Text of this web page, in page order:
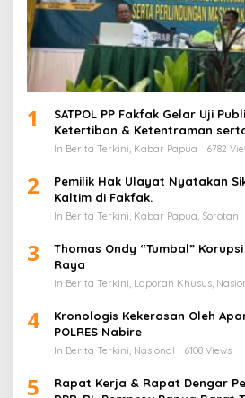
1
SATPOL PP Fakfak Gelar Uji
Ketertiban & Ketentraman
Masyarakat
In Berita Terkini, Kabar Papua 6782
2
Pemilik Hak Ulayat Nyatakan
Kaltim di Fakfak.
In Berita Terkini, Kabar Papua, Sorotan
3
Thomas Ondy “Tumbal”
Raya
In Berita Terkini, Laporan Khusus,
4
Kronologis Kekerasan Oleh
POLRES Nabire
In Berita Terkini, Nasional 6108 Views
5
Rapat Kerja & Rapat Dengar